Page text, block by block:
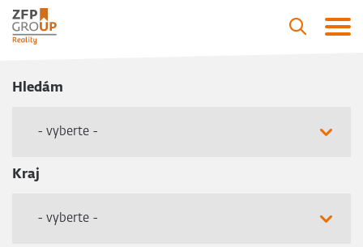
Hledám
- vyberte -
Kraj
- vyberte -